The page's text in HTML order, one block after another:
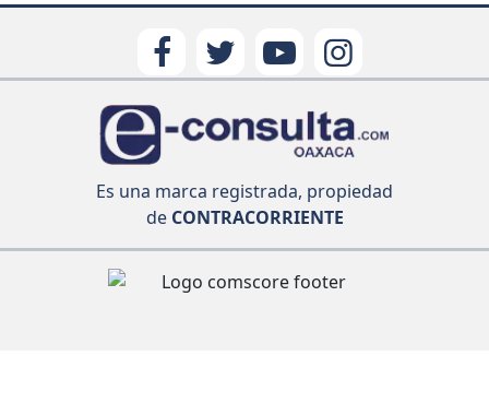
Es una marca registrada, propiedad
deCONTRACORRIENTE